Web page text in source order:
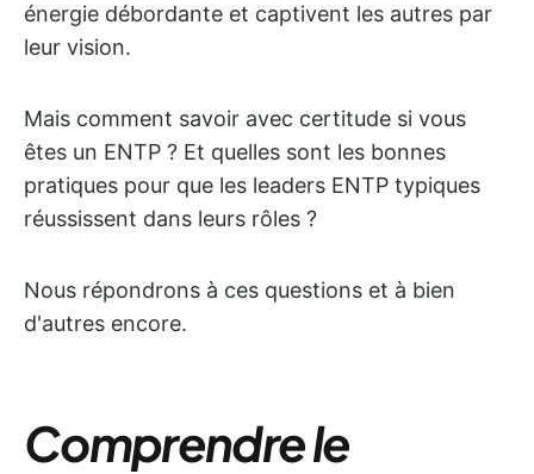
énergie débordante et captivent les autres par
leur vision.
Mais comment savoir avec certitude si vous
êtes un ENTP ? Et quelles sont les bonnes
pratiques pour que les leaders ENTP typiques
réussissent dans leurs rôles ?
Nous répondrons à ces questions et à bien
d'autres encore.
Comprendre le